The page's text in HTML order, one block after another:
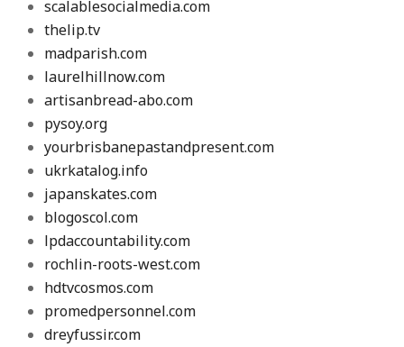
scalablesocialmedia.com
thelip.tv
madparish.com
laurelhillnow.com
artisanbread-abo.com
pysoy.org
yourbrisbanepastandpresent.com
ukrkatalog.info
japanskates.com
blogoscol.com
lpdaccountability.com
rochlin-roots-west.com
hdtvcosmos.com
promedpersonnel.com
dreyfussir.com